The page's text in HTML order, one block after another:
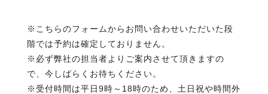
※こちらのフォームからお問い合わせいただいた段
階では予約は確定しておりません。
※必ず弊社の担当者よりご案内させて頂きますの
で、今しばらくお待ちください。
※受付時間は平日9時～18時のため、土日祝や時間外